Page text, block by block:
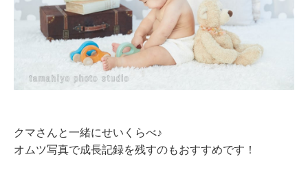
クマさんと一緒にせいくらべ♪
オムツ写真で成長記録を残すのもおすすめです！